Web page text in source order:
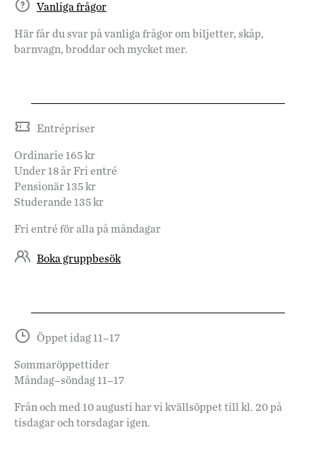
Vanliga frågor
Här får du svar på vanliga frågor om biljetter, skåp,
barnvagn, broddar och mycket mer.
Entrépriser
Ordinarie 165 kr
Under 18 år Fri entré
Pensionär 135 kr
Studerande 135 kr
Fri entré för alla på måndagar
Boka gruppbesök
Öppet idag 11–17
Sommaröppettider
Måndag–söndag 11–17
Från och med 10 augusti har vi kvällsöppet till kl. 20 på
tisdagar och torsdagar igen.